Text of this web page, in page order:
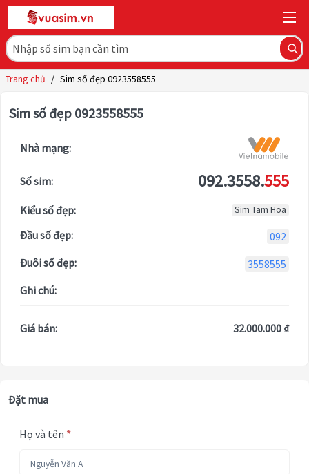
Trang chủ / Sim số đẹp 0923558555
Sim số đẹp 0923558555
Nhà mạng:
Số sim: 092.3558.555
Kiểu số đẹp: Sim Tam Hoa
Đầu số đẹp:
092
Đuôi số đẹp:
3558555
Ghi chú:
Giá bán: 32.000.000 ₫
Đặt mua
Họ và tên *